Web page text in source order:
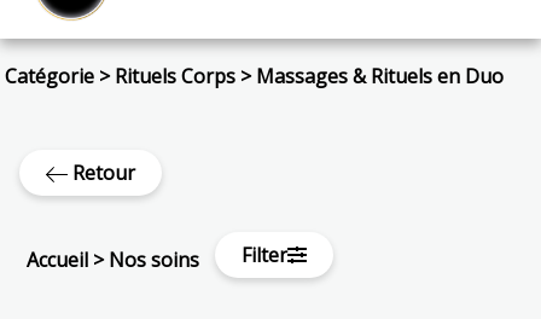
Catégorie >Rituels Corps >Massages & Rituels en Duo
Retour
Accueil >Nos soins Filter